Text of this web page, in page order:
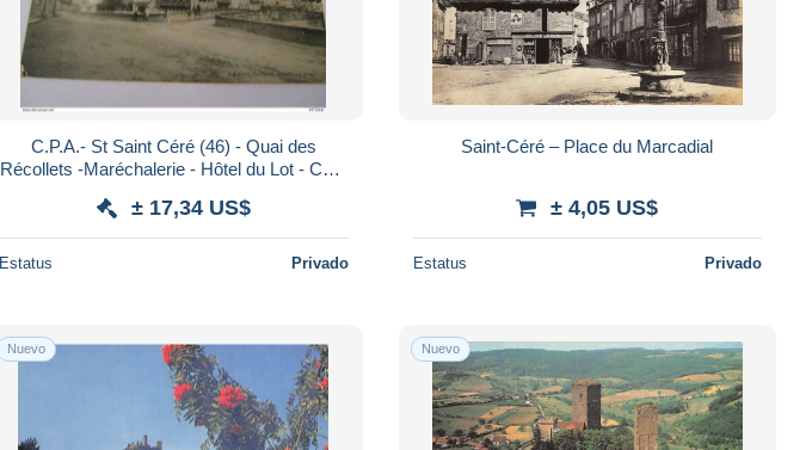
C.P.A.- St Saint Céré (46) - Quai des
Récollets -Maréchalerie - Hôtel du Lot - Café
± 17,34 US$
Estatus Privado
Saint-Céré – Place du Marcadial
± 4,05 US$
Estatus Privado
Nuevo Nuevo